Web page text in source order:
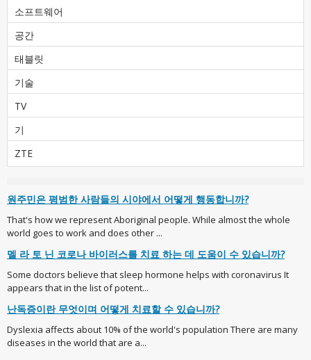
소프트웨어
공간
태블릿
기술
TV
기
ZTE
원주민은 평범한 사람들의 시야에서 어떻게 행동합니까?
That's how we represent Aboriginal people. While almost the whole
world goes to work and does other ...
멜 라 토 닌 코로나 바이러스를 치료 하는 데 도움이 수 있습니까?
Some doctors believe that sleep hormone helps with coronavirus It
appears that in the list of potent...
난독증이란 무엇이며 어떻게 치료할 수 있습니까?
Dyslexia affects about 10% of the world's population There are many
diseases in the world that are a...